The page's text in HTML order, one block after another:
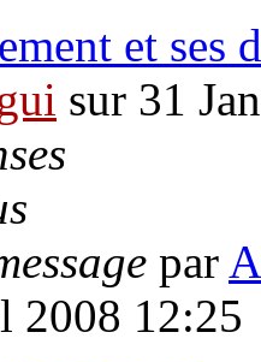
et ses
sur 31
par
2008 12:25